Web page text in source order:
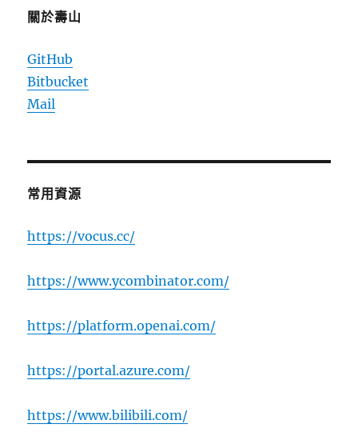
關於壽山
GitHub
Bitbucket
Mail
常用資源
https://vocus.cc/
https://www.ycombinator.com/
https://platform.openai.com/
https://portal.azure.com/
https://www.bilibili.com/